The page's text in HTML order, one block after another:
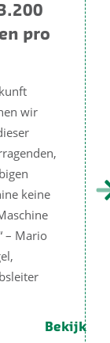
pro
wir
keine
– Mario
Bekijk